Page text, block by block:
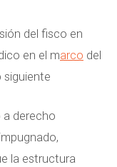
del fisco en
en el marco del
siguiente
a derecho
la estructura